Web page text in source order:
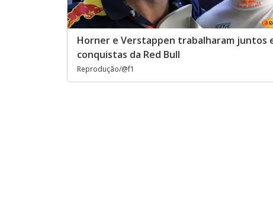
Horner e Verstappen trabalharam juntos
conquistas da Red Bull
Reprodução/@f1